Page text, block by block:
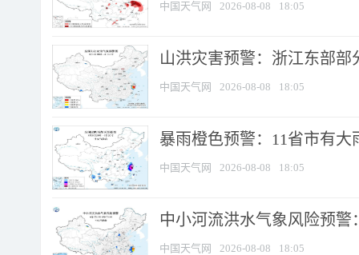
中国天气网 2026-08-08 18:05
山洪灾害预警：浙江东部
中国天气网 2026-08-08 18:05
暴雨橙色预警：11省市有
中国天气网 2026-08-08 18:05
中小河流洪水气象风险预
中国天气网 2026-08-08 18:05